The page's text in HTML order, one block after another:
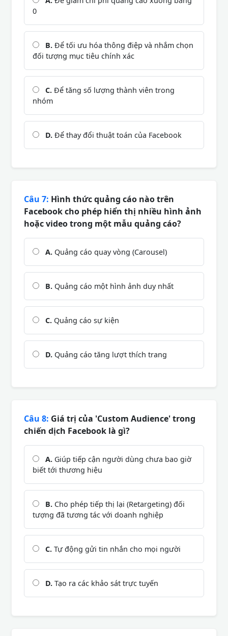
0
B. Để tối ưu hóa thông điệp và nhắm chọn
đối tượng mục tiêu chính xác
C. Để tăng số lượng thành viên trong
nhóm
D. Để thay đổi thuật toán của Facebook
Câu 7: Hình thức quảng cáo nào trên
Facebook cho phép hiển thị nhiều hình ảnh
hoặc video trong một mẫu quảng cáo?
A. Quảng cáo quay vòng (Carousel)
B. Quảng cáo một hình ảnh duy nhất
C. Quảng cáo sự kiện
D. Quảng cáo tăng lượt thích trang
Câu 8: Giá trị của 'Custom Audience' trong
chiến dịch Facebook là gì?
A. Giúp tiếp cận người dùng chưa bao giờ
biết tới thương hiệu
B. Cho phép tiếp thị lại (Retargeting) đối
tượng đã tương tác với doanh nghiệp
C. Tự động gửi tin nhắn cho mọi người
D. Tạo ra các khảo sát trực tuyến